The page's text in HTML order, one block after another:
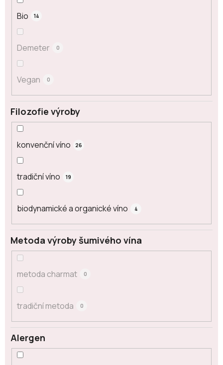
Bio 14
Demeter 0
Vegan 0
Filozofie výroby
konvenční víno 26
tradiční víno 19
biodynamické a organické víno 4
Metoda výroby šumivého vína
metoda charmat 0
tradiční metoda 0
Alergen